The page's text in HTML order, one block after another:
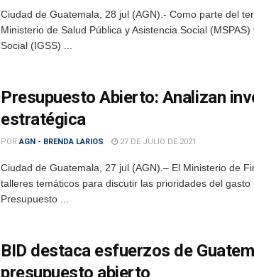
Ciudad de Guatemala, 28 jul (AGN).- Como parte del
Ministerio de Salud Pública y Asistencia Social
Social (IGSS) ...
Presupuesto Abierto: Analizan
estratégica
POR AGN - BRENDA LARIOS 27 DE JULIO DE 2021
Ciudad de Guatemala, 27 jul (AGN).– El Ministerio de
talleres temáticos para discutir las prioridades del
Presupuesto ...
BID destaca esfuerzos de
presupuesto abierto